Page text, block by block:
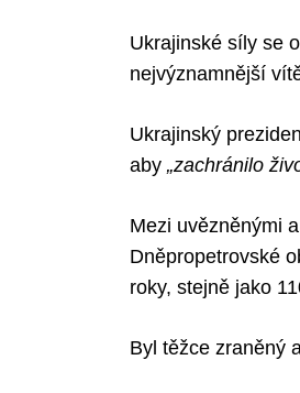
Ukrajinské síly se
nejvýznamnější
Ukrajinský
aby „zachránilo
Mezi uvězněnými
Dněpropetrovské
roky, stejně jako
Byl těžce zraněný